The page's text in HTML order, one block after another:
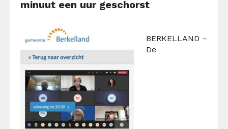
minuut een uur geschorst
BERKELLAND –
De